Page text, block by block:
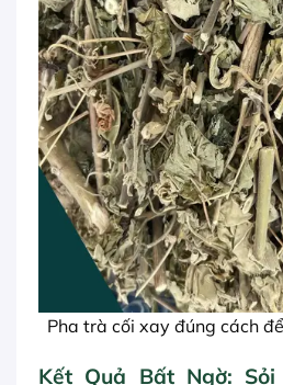
Pha trà cối xay đúng cách
Kết Quả Bất Ngờ: